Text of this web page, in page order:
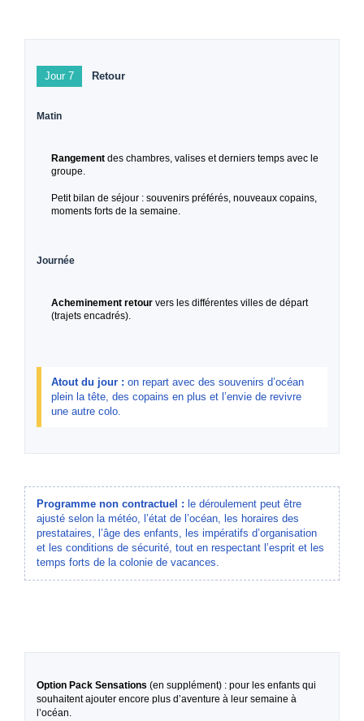
Jour 7 Retour
Matin
Rangement des chambres, valises et derniers temps avec le
groupe.
Petit bilan de séjour : souvenirs préférés, nouveaux copains,
moments forts de la semaine.
Journée
Acheminement retour vers les différentes villes de départ
(trajets encadrés).
Atout du jour : on repart avec des souvenirs d’océan
plein la tête, des copains en plus et l’envie de revivre
une autre colo.
Programme non contractuel : le déroulement peut être
ajusté selon la météo, l’état de l’océan, les horaires des
prestataires, l’âge des enfants, les impératifs d’organisation
et les conditions de sécurité, tout en respectant l’esprit et les
temps forts de la colonie de vacances.
Option Pack Sensations (en supplément) : pour les enfants qui
souhaitent ajouter encore plus d’aventure à leur semaine à
l’océan.